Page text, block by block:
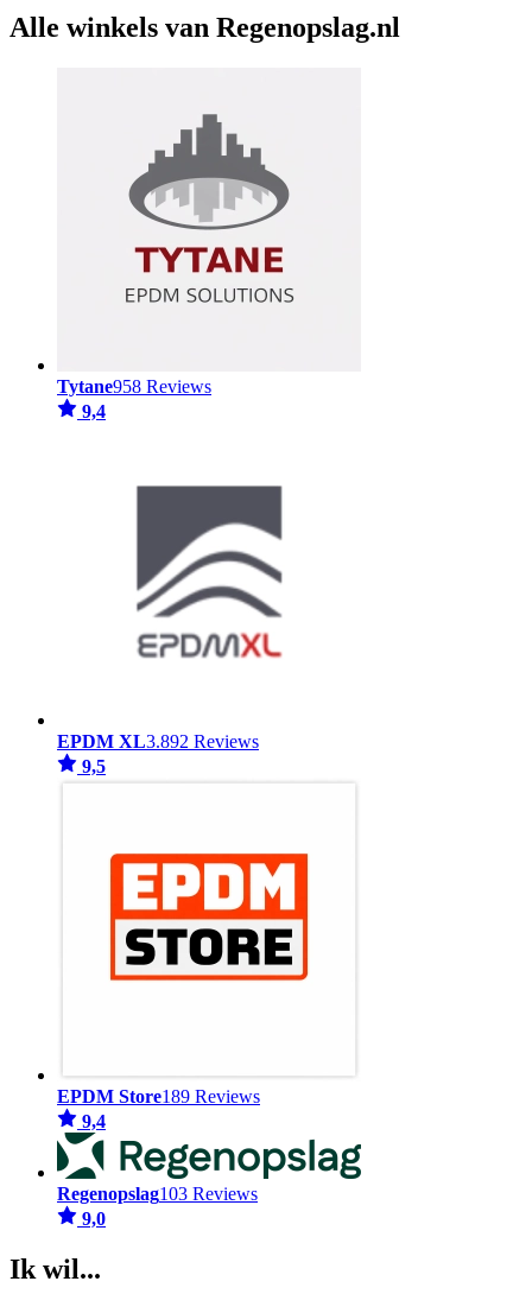
Alle winkels van Regenopslag.nl
Tytane958 Reviews
9,4
EPDM XL3.892 Reviews
9,5
EPDM Store189 Reviews
9,4
Regenopslag103 Reviews
9,0
Ik wil...